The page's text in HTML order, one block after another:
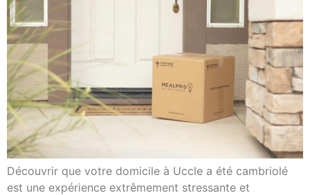
Découvrir que votre domicile à Uccle a été cambriolé
est une expérience extrêmement stressante et